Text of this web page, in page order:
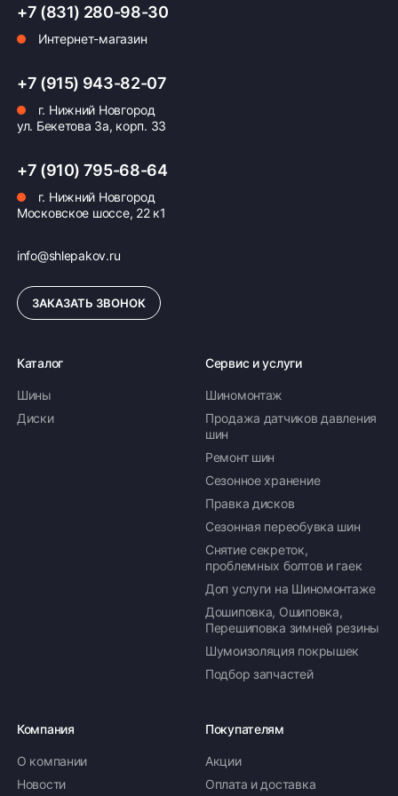
Оплата заказа
Возможна картой, наличными при получении,
также доступно оформление кредита и
+7 (831) 280-98-30
Интернет-магазин
+7 (915) 943-82-07
г. Нижний Новгород
ул. Бекетова 3а, корп. 33
+7 (910) 795-68-64
г. Нижний Новгород
Московское шоссе, 22 к1
info@shlepakov.ru
ЗАКАЗАТЬ ЗВОНОК
Каталог
Шины
Диски
Сервис и услуги
Шиномонтаж
Продажа датчиков давления
шин
Ремонт шин
Сезонное хранение
Правка дисков
Сезонная переобувка шин
Снятие секреток,
проблемных болтов и гаек
Доп услуги на Шиномонтаже
Дошиповка, Ошиповка,
Перешиповка зимней резины
Шумоизоляция покрышек
Подбор запчастей
Компания
О компании
Новости
Покупателям
Акции
Оплата и доставка